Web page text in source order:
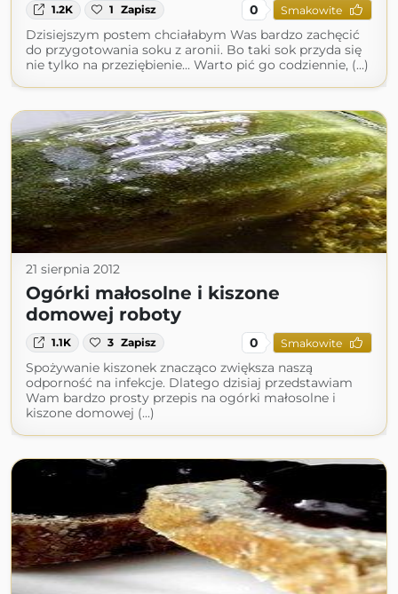
1.2K 1 Zapisz 0 Smakowite
Dzisiejszym postem chciałabym Was bardzo zachęcić
do przygotowania soku z aronii. Bo taki sok przyda się
nie tylko na przeziębienie... Warto pić go codziennie, (...)
21 sierpnia 2012
Ogórki małosolne i kiszone
domowej roboty
1.1K 3 Zapisz 0 Smakowite
Spożywanie kiszonek znacząco zwiększa naszą
odporność na infekcje. Dlatego dzisiaj przedstawiam
Wam bardzo prosty przepis na ogórki małosolne i
kiszone domowej (...)